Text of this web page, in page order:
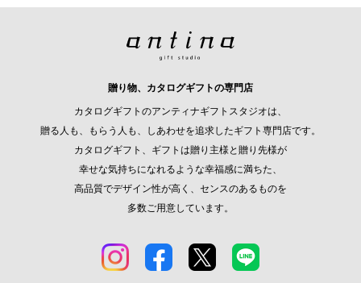
贈り物、カタログギフトの専門店
カタログギフトのアンティナギフトスタジオは、
贈る人も、もらう人も、しあわせを追求したギフト専門店です。
カタログギフト、ギフトは贈り主様と贈り先様が
幸せな気持ちになれるような幸福感に満ちた、
高品質でデザイン性が高く、センスのあるものを
多数ご用意しています。